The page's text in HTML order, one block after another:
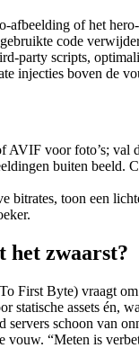
afbeelding of het
code
scripts,
injecties boven de
voor foto’s; val
buiten beeld.
toon een
het zwaarst?
First Byte) vraagt
statische assets én,
schoon van
“Meten is